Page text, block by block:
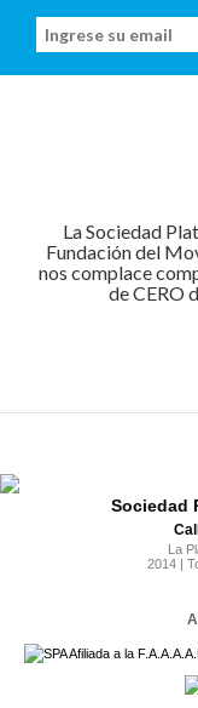
La Sociedad
Fundación del
nos complace
de CERO
Sociedad
La
2014 |